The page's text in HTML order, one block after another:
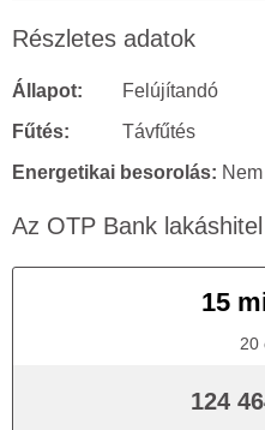
Részletes adatok
Állapot:
Felújítandó
Fűtés:
Távfűtés
Energetikai besorolás:
Az OTP Bank
15
20
124